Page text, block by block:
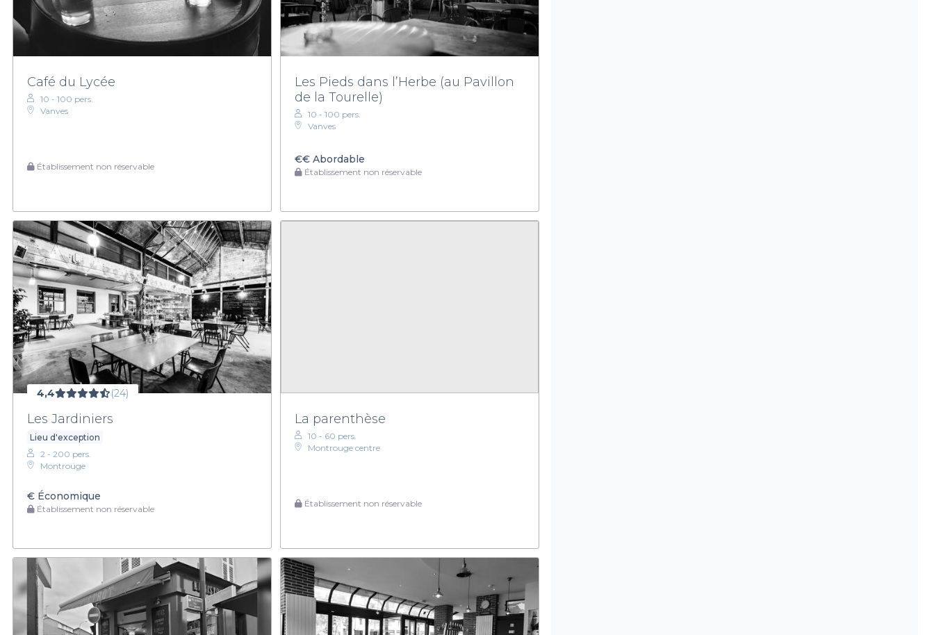
Café du Lycée
10 - 100 pers.
Vanves
Établissement non réservable
Les Pieds dans l’Herbe (au Pavillon
de la Tourelle)
10 - 100 pers.
Vanves
€€Abordable
Établissement non réservable
4,4 (24)
Les Jardiniers
Lieu d'exception
2 - 200 pers.
Montrouge
€ Économique
Établissement non réservable
La parenthèse
10 - 60 pers.
Montrouge centre
Établissement non réservable